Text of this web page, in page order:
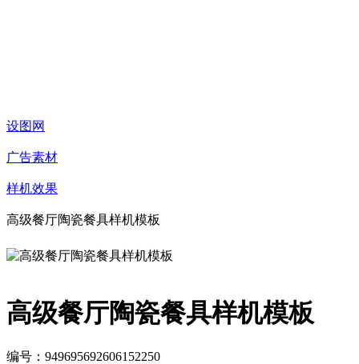
设图网
广告素材
样机效果
高级餐厅陶瓷餐具样机模板
高级餐厅陶瓷餐具样机模板
编号：949695692606152250